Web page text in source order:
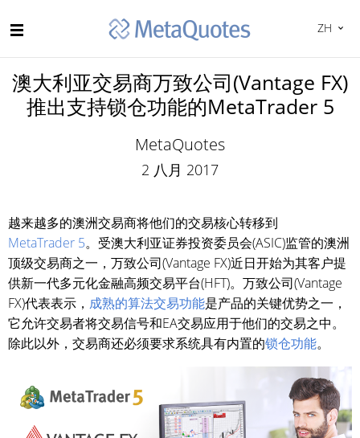
ZH
澳大利亚交易商万致公司(Vantage FX)
推出支持锁仓功能的MetaTrader 5
MetaQuotes
2 八月 2017
越来越多的澳洲交易商将他们的交易核心转移到
MetaTrader 5。受澳大利亚证券投资委员会(ASIC)监管的澳洲
顶级交易商之一，万致公司(Vantage FX)近日开始为其客户提
供新一代多元化金融高频交易平台(HFT)。万致公司(Vantage
FX)代表表示， 成熟的算法交易功能是产品的关键优势之一，
它允许交易者将交易信号和EA交易应用于他们的交易之中。
除此以外，交易商还必须要求系统具有内置的锁仓功能。